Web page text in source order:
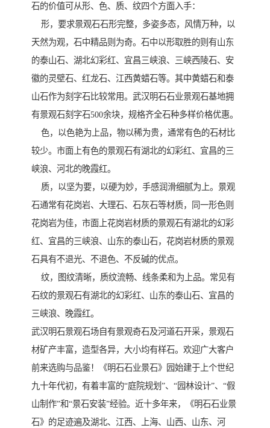
石的价值可从形、色、质、纹四个方面入手：
形，要求景观石石形完整，多姿多态，风情万种，以
天然为观，石中精品则为奇。石中以形取胜的则有山东
的泰山石、湖北幻彩红、宜昌三峡浪、三峡西陵石、安
徽的灵壁石、红龙石、江西黄蜡石等。其中黄蜡石和泰
山石作为刻字石比较常用。武汉明石石业景观石基地拥
有景观石刻字石500余块，规格齐全石种多样价格优惠。
色，以色艳为上品，物以稀为贵，通常有色的石材比
较少。市面上有色的景观石有湖北的幻彩红、宜昌的三
峡浪、河北的晚霞红。
质，以坚为要，以硬为妙，手感润滑细腻为上。景观
石通常有花岗岩、大理石、石灰石等材质，同一形色则
花岗岩为佳，市面上花岗岩材质的景观石有湖北的幻彩
红、宜昌的三峡浪、山东的泰山石，花岗岩材质的景观
石具有不退光、不退色、不反碱的优点。
纹，图纹清晰，质纹流畅、线条柔和为上品。常见有
石纹的景观石有湖北的幻彩红、山东的泰山石、宜昌的
三峡浪、晚霞红。
武汉明石景观石场自有景观奇石及河道石开采，景观石
材矿产丰富，造型各异，大小均有样石。欢迎广大客户
前来选购与品鉴！《明石石业景石》园始建于上个世纪
九十年代初，有着丰富的“庭院规划”、“园林设计”、“假
山制作”和“景石安装”经验。近十多年来，《明石石业景
石》的足迹遍及湖北、江西、上海、山西、山东、河